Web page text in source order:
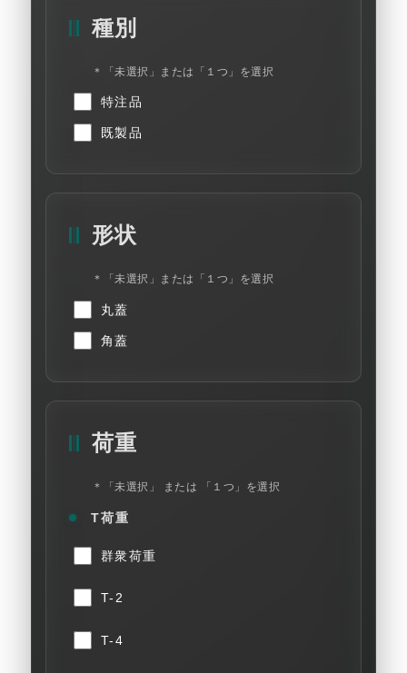
種別
＊「未選択」または「１つ」を選択
特注品
既製品
形状
＊「未選択」または「１つ」を選択
丸蓋
角蓋
荷重
＊「未選択」 または 「１つ」を選択
T荷重
群衆荷重
T-2
T-4